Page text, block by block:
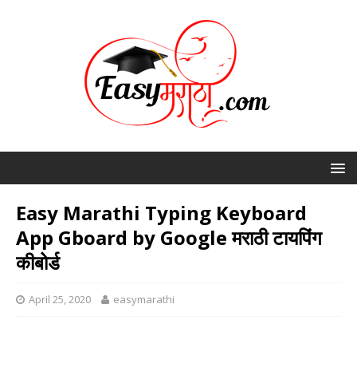
Easy Marathi Typing Keyboard
App Gboard by Google मराठी टायपिंग
कीबोर्ड
April 25, 2020 easymarathi